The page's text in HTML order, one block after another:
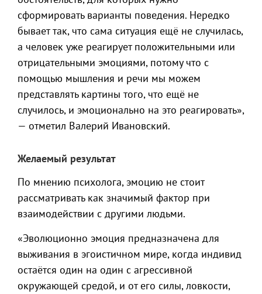
сформировать варианты поведения. Нередко
бывает так, что сама ситуация ещё не случилась,
а человек уже реагирует положительными или
отрицательными эмоциями, потому что с
помощью мышления и речи мы можем
представлять картины того, что ещё не
случилось, и эмоционально на это реагировать»,
— отметил Валерий Ивановский.
Желаемый результат
По мнению психолога, эмоцию не стоит
рассматривать как значимый фактор при
взаимодействии с другими людьми.
«Эволюционно эмоция предназначена для
выживания в эгоистичном мире, когда индивид
остаётся один на один с агрессивной
окружающей средой, и от его силы, ловкости,